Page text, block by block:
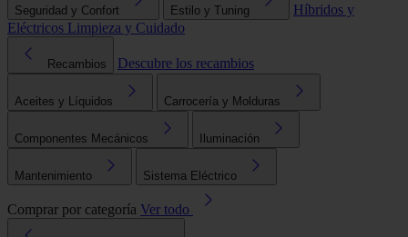
Seguridad y Confort Estilo y Tuning
Híbridos y
Eléctricos Limpieza y Cuidado
Recambios Descubre los recambios
Aceites y Líquidos Carrocería y Molduras
Componentes Mecánicos Iluminación
Mantenimiento Sistema Eléctrico
Comprar por categoría Ver todo